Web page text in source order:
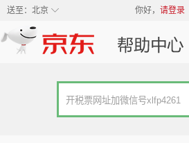
◇
送至： 北京 你好， 请登录